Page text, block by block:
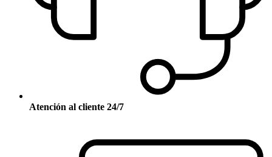
Atención al cliente 24/7